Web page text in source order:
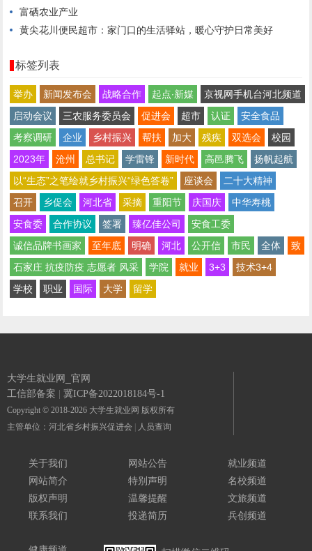
富硒农业产业
黄尖花川便民超市：家门口的生活驿站，暖心守护日常美好
标签列表
举办 新闻发布会 战略合作 起点∙新媒
京视网手机台河北频道
启动会议
三农服务委员会 促进会 超市 认证
安全食品
考察调研
企业 乡村振兴 帮扶 加大 残疾 双选会
校园
2023年
沧州 总书记 学雷锋 新时代 高邑腾飞
扬帆起航
以“生态”之笔绘就乡村振兴“绿色答卷”
座谈会
二十大精神
召开
乡促会 河北省 采摘 重阳节 庆国庆
中华寿桃
安食委
合作协议 签署 臻亿佳公司
安食工委
诚信品牌书画家
至年底 明确 河北 公开信 市民 全体
致
石家庄 抗疫防疫 志愿者 风采
学院 就业 3+3
技术3+4
学校
职业 国际 大学 留学
大学生就业网_官网
工信部备案 冀ICP备2022018184号-1
Copyright © 2018-2026 大学生就业网 版权所有
主管单位：河北省乡村振兴促进会
人员查询
关于我们
网站简介
版权声明
联系我们
网站公告
特别声明
温馨提醒
投递简历
就业频道
名校频道
文旅频道
兵创频道